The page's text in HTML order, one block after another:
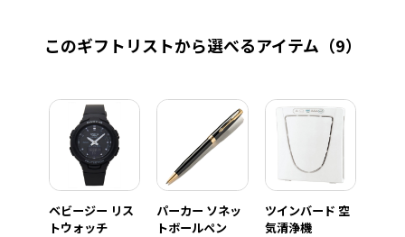
このギフトリストから選べるアイテム （9）
ベビージー リス
トウォッチ
パーカー ソネッ
トボールペン
ツインバード 空
気清浄機